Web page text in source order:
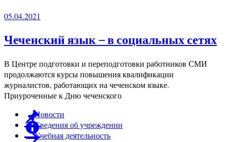
05.04.2021
Чеченский язык – в социальных сетях
В Центре подготовки и переподготовки работников СМИ
продолжаются курсы повышения квалификации
журналистов, работающих на чеченском языке.
Приуроченные к Дню чеченского
Новости
Сведения об учреждении
Учебная деятельность